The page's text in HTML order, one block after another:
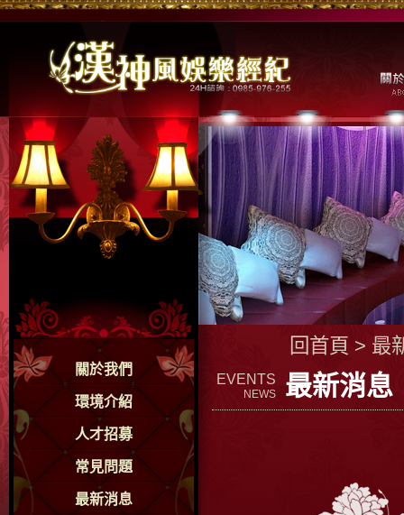
關於我們
環境介紹
人才招募
常見問題
最新消息
回首頁 > 最
EVENTS
NEWS 最新消息